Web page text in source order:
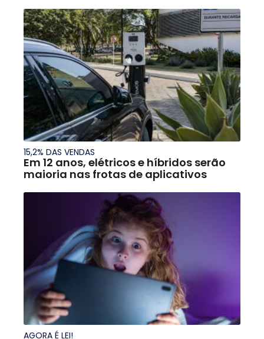
15,2% DAS VENDAS
Em 12 anos, elétricos e híbridos serão
maioria nas frotas de aplicativos
AGORA É LEI!